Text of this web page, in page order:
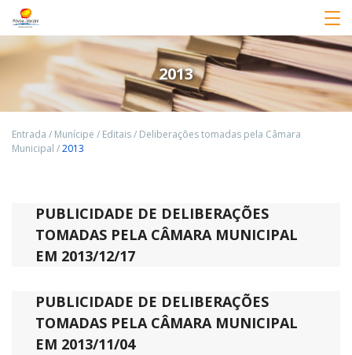
2013
Entrada / Munícipe / Editais/ Deliberações tomadas pela Câmara
Municipal /2013
PUBLICIDADE DE DELIBERAÇÕES
TOMADAS PELA CÂMARA MUNICIPAL
EM 2013/12/17
PUBLICIDADE DE DELIBERAÇÕES
TOMADAS PELA CÂMARA MUNICIPAL
EM 2013/11/04